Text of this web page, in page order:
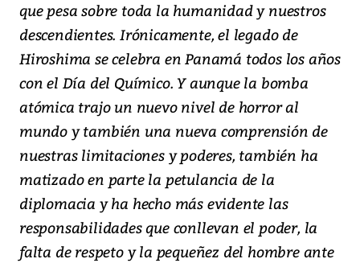
que pesa sobre toda la humanidad y nuestros
descendientes. Irónicamente, el legado de
Hiroshima se celebra en Panamá todos los años
con el Día del Químico. Y aunque la bomba
atómica trajo un nuevo nivel de horror al
mundo y también una nueva comprensión de
nuestras limitaciones y poderes, también ha
matizado en parte la petulancia de la
diplomacia y ha hecho más evidente las
responsabilidades que conllevan el poder, la
falta de respeto y la pequeñez del hombre ante